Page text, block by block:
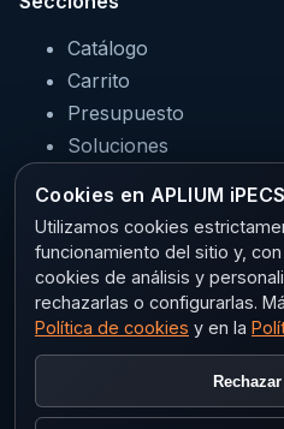
Catálogo
Carrito
Presupuesto
Soluciones
Sectores
Legal
Aviso legal
Cookies en APLIUM iPECS
Utilizamos cookies
funcionamiento del sitio y,
cookies de análisis y
rechazarlas o configurarlas.
Política de cookies y en la